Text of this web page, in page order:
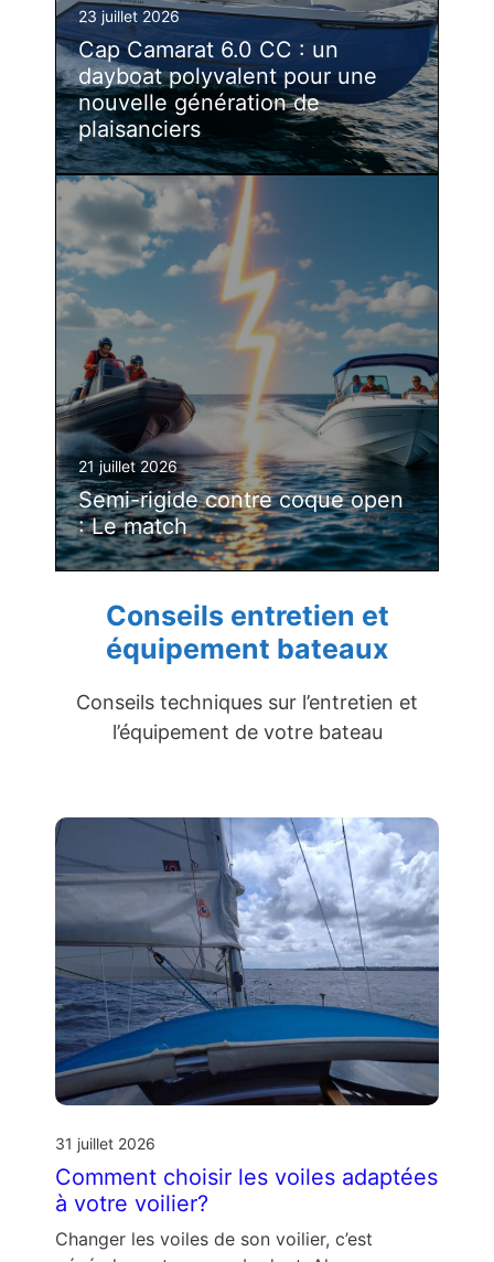
23 juillet 2026
Cap Camarat 6.0 CC : un
dayboat polyvalent pour une
nouvelle génération de
plaisanciers
21 juillet 2026
Semi-rigide contre coque open
: Le match
Conseils entretien et
équipement bateaux
Conseils techniques sur l’entretien et
l’équipement de votre bateau
31 juillet 2026
Comment choisir les voiles adaptées
à votre voilier?
Changer les voiles de son voilier, c’est